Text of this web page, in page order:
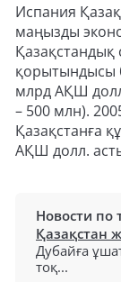
Испания
маңызды
Қазақстандық
қорытындысы
млрд АҚШ
– 500 млн).
Қазақстанға
АҚШ долл.
Новости по
Қазақстан
Дубайға
тоқ...